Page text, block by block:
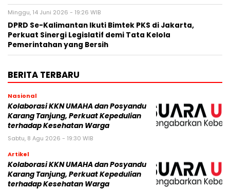
Minggu, 14 Juni 2026 - 19:26 WIB
DPRD Se-Kalimantan Ikuti Bimtek PKS di Jakarta,
Perkuat Sinergi Legislatif demi Tata Kelola
Pemerintahan yang Bersih
BERITA TERBARU
Nasional
Kolaborasi KKN UMAHA dan Posyandu
Karang Tanjung, Perkuat Kepedulian
terhadap Kesehatan Warga
Sabtu, 8 Agu 2026 - 19:30 WIB
Artikel
Kolaborasi KKN UMAHA dan Posyandu
Karang Tanjung, Perkuat Kepedulian
terhadap Kesehatan Warga